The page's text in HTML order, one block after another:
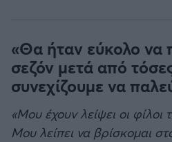
«Θα ήταν εύκολο να
σεζόν μετά από
συνεχίζουμε να
«Μου έχουν λείψει οι φίλοι
Μου λείπει να βρίσκομαι